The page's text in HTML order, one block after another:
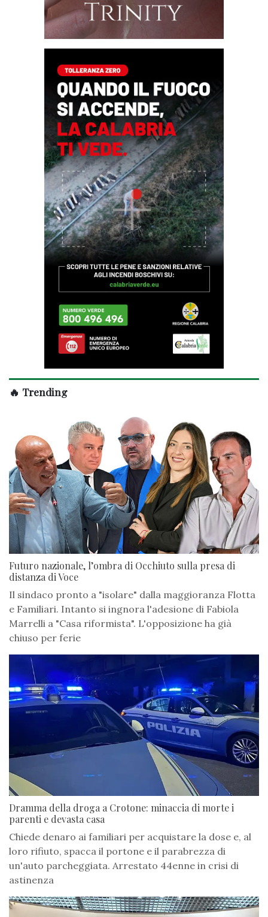
🔥 Trending
Futuro nazionale, l’ombra di Occhiuto sulla presa di
distanza di Voce
Il sindaco pronto a "isolare" dalla maggioranza Flotta
e Familiari. Intanto si ingnora l'adesione di Fabiola
Marrelli a "Casa riformista". L'opposizione ha già
chiuso per ferie
Dramma della droga a Crotone: minaccia di morte i
parenti e devasta casa
Chiede denaro ai familiari per acquistare la dose e, al
loro rifiuto, spacca il portone e il parabrezza di
un'auto parcheggiata. Arrestato 44enne in crisi di
astinenza